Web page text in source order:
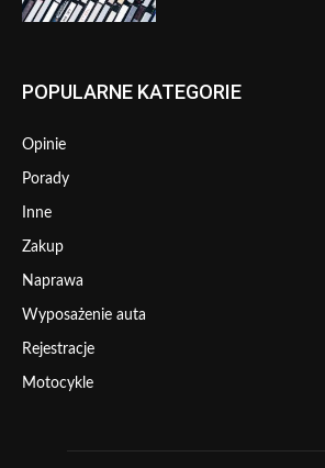
POPULARNE KATEGORIE
Opinie
Porady
Inne
Zakup
Naprawa
Wyposażenie auta
Rejestracje
Motocykle